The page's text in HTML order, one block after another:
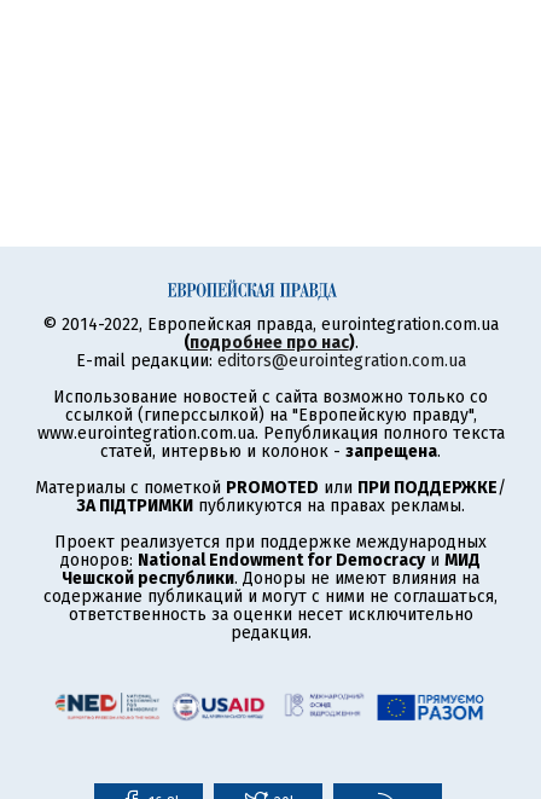
© 2014-2022, Европейская правда, eurointegration.com.ua
(подробнее про нас).
E-mail редакции: editors@eurointegration.com.ua
Использование новостей с сайта возможно только со
ссылкой (гиперссылкой) на "Европейскую правду",
www.eurointegration.com.ua. Републикация полного текста
статей, интервью и колонок - запрещена.
Материалы с пометкой PROMOTED или ПРИ ПОДДЕРЖКЕ/
ЗА ПІДТРИМКИ публикуются на правах рекламы.
Проект реализуется при поддержке международных
доноров: National Endowment for Democracyи МИД
Чешской республики. Доноры не имеют влияния на
содержание публикаций и могут с ними не соглашаться,
ответственность за оценки несет исключительно
редакция.